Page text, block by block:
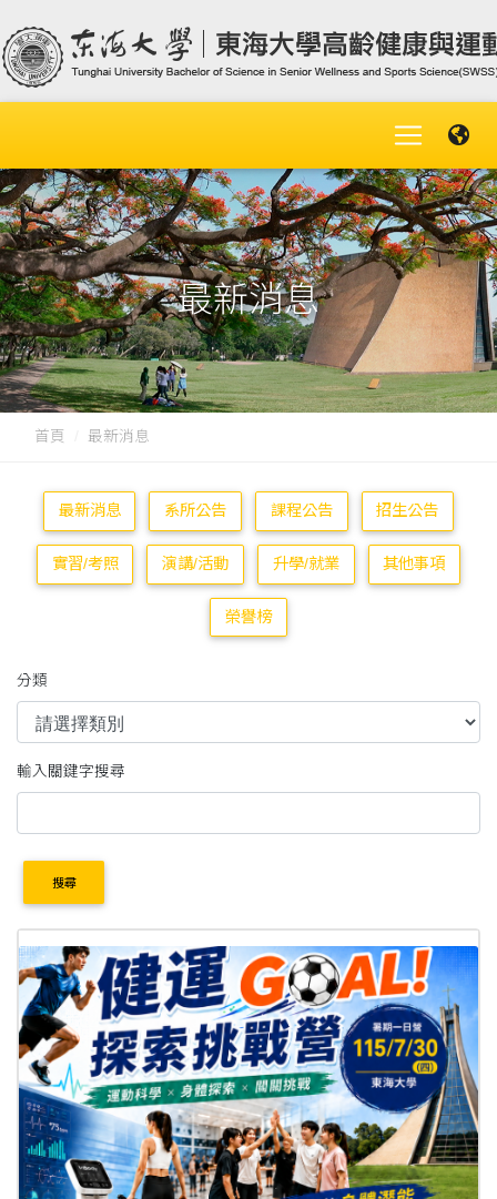
最新消息
首頁 最新消息
最新消息 系所公告 課程公告 招生公告
實習/考照 演講/活動 升學/就業 其他事項
榮譽榜
分類
輸入關鍵字搜尋
搜尋